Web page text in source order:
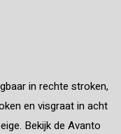
in rechte stroken,
en visgraat in acht
Bekijk de Avanto